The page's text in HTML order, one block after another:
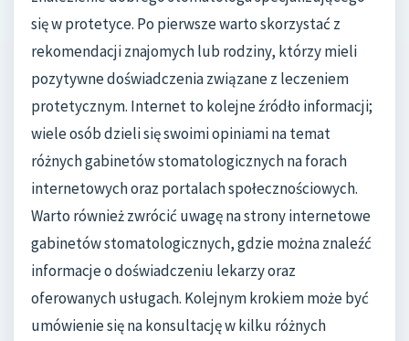
się w protetyce. Po pierwsze warto skorzystać z
rekomendacji znajomych lub rodziny, którzy mieli
pozytywne doświadczenia związane z leczeniem
protetycznym. Internet to kolejne źródło informacji;
wiele osób dzieli się swoimi opiniami na temat
różnych gabinetów stomatologicznych na forach
internetowych oraz portalach społecznościowych.
Warto również zwrócić uwagę na strony internetowe
gabinetów stomatologicznych, gdzie można znaleźć
informacje o doświadczeniu lekarzy oraz
oferowanych usługach. Kolejnym krokiem może być
umówienie się na konsultację w kilku różnych